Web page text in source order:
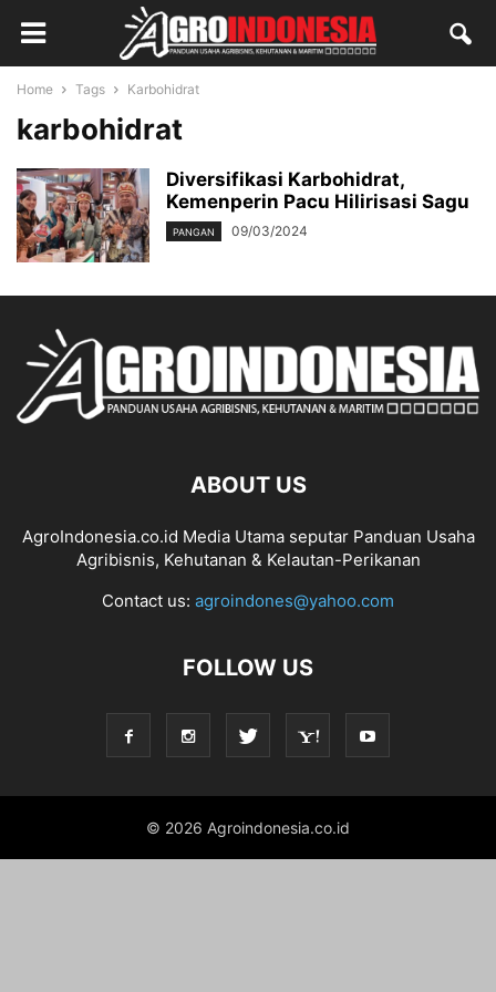
Home Tags Karbohidrat
karbohidrat
Diversifikasi Karbohidrat,
Kemenperin Pacu Hilirisasi Sagu
PANGAN 09/03/2024
ABOUT US
AgroIndonesia.co.id Media Utama seputar Panduan Usaha
Agribisnis, Kehutanan & Kelautan-Perikanan
Contact us: agroindones@yahoo.com
FOLLOW US
© 2026 Agroindonesia.co.id